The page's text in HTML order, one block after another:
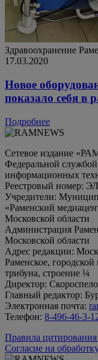
Здравоохранение
17.03.2020
Новое
показало себя в
Подробнее
Сетевое издание
Федеральной службой
информационных
Реестровый номер:
Учредители:
«Раменский
Московской области
Администрация
Московской области
Адрес редакции:
Раменское,
трибуна, строение ¼
Директор:
Главный редактор:
Электронная почта:
Телефон: 8-496-46-3-
Правила цитирования
Согласие на